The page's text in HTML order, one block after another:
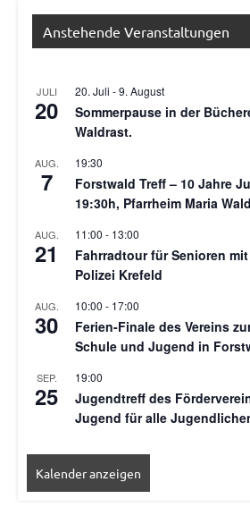
Anstehende Veranstaltungen
JULI
20
20. Juli -9. August
Sommerpause in der
Waldrast.
AUG.
7
19:30
Forstwald Treff – 10 Jahre
19:30h, Pfarrheim Maria
AUG.
21
11:00 - 13:00
Fahrradtour für Senioren
Polizei Krefeld
AUG.
30
10:00 - 17:00
Ferien-Finale des Vereins
Schule und Jugend in
SEP.
25
19:00
Jugendtreff des
Jugend für alle
Kalender anzeigen